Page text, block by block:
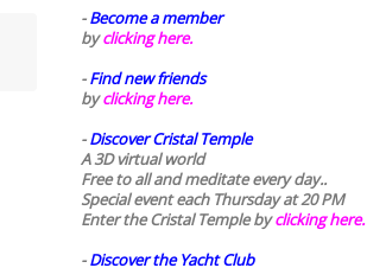
-Become a member
byclicking here.
-Find new friends
byclicking here.
-Discover Cristal Temple
A 3D virtual world
Free to all and meditate every day..
Special event each Thursday at 20 PM
Enter the Cristal Temple byclicking here.
-Discover the Yacht Club